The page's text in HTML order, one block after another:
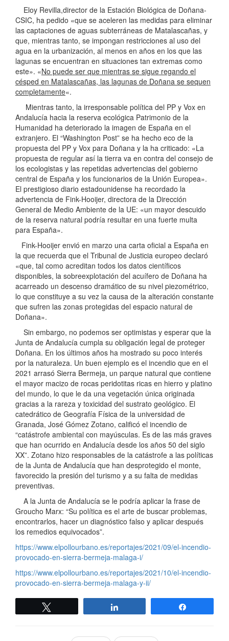
Eloy Revilla,director de la Estación Biológica de Doñana-
CSIC, ha pedido «que se aceleren las medidas para eliminar
las captaciones de aguas subterráneas de Matalascañas, y
que, mientras tanto, se impongan restricciones al uso del
agua en la urbanización, al menos en años en los que las
lagunas se encuentran en situaciones tan extremas como
este». «No puede ser que mientras se sigue regando el
césped en Matalascañas, las lagunas de Doñana se sequen
completamente«.
Mientras tanto, la irresponsable política del PP y Vox en
Andalucía hacia la reserva ecológica Patrimonio de la
Humanidad ha deteriorado la imagen de España en el
extranjero. El “Washington Post” se ha hecho eco de la
propuesta del PP y Vox para Doñana y la ha criticado: «La
propuesta de regular así la tierra va en contra del consejo de
los ecologistas y las repetidas advertencias del gobierno
central de España y los funcionarios de la Unión Europea».
El prestigioso diario estadounidense ha recordado la
advertencia de Fink-Hooijer, directora de la Dirección
General de Medio Ambiente de la UE: «un mayor descuido
de la reserva natural podría resultar en una fuerte multa
para España».
Fink-Hooijer envió en marzo una carta oficial a España en
la que recuerda que el Tribunal de Justicia europeo declaró
«que, tal como acreditan todos los datos científicos
disponibles, la sobreexplotación del acuífero de Doñana ha
acarreado un descenso dramático de su nivel piezométrico,
lo que constituye a su vez la causa de la alteración constante
que sufren las zonas protegidas del espacio natural de
Doñana».
Sin embargo, no podemos ser optimistas y esperar que la
Junta de Andalucía cumpla su obligación legal de proteger
Doñana. En los últimos años ha mostrado su poco interés
por la naturaleza. Un buen ejemplo es el incendio que en el
2021 arrasó Sierra Bermeja, un parque natural que contiene
el mayor macizo de rocas peridotitas ricas en hierro y platino
del mundo, lo que le da una vegetación única originada
gracias a la rareza y toxicidad del sustrato geológico. El
catedrático de Geografía Física de la universidad de
Granada, José Gómez Zotano, calificó el incendio de
“catástrofe ambiental con mayúsculas. Es de las más graves
que han ocurrido en Andalucía desde los años 50 del siglo
XX”. Zotano hizo responsables de la catástrofe a las políticas
de la Junta de Andalucía que han desprotegido el monte,
favorecido la presión del turismo y a su falta de medidas
preventivas.
A la Junta de Andalucía se le podría aplicar la frase de
Groucho Marx: “Su política es el arte de buscar problemas,
encontrarlos, hacer un diagnóstico falso y aplicar después
los remedios equivocados”.
https://www.elpollourbano.es/reportajes/2021/09/el-incendio-
provocado-en-sierra-bermeja-malaga-i/
https://www.elpollourbano.es/reportajes/2021/10/el-incendio-
provocado-en-sierra-bermeja-malaga-y-ii/